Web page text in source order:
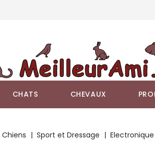
CHATS CHEVAUX
Chiens Sport et Dressage Electronique